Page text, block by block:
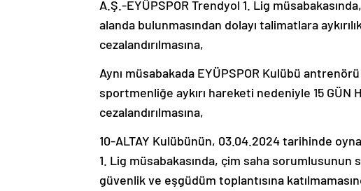
A.Ş.-EYÜPSPOR Trendyol 1. Lig
alanda bulunmasından dolayı talimatlara
cezalandırılmasına,
Aynı müsabakada EYÜPSPOR Kulübü
sportmenliğe aykırı hareketi nedeniyle 15 GÜN
cezalandırılmasına,
10-ALTAY Kulübünün, 03.04.2024 tarihinde
1. Lig müsabakasında, çim saha
güvenlik ve eşgüdüm toplantısına